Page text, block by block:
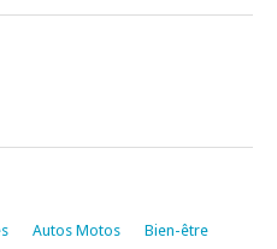
Autos Motos
Bien-être